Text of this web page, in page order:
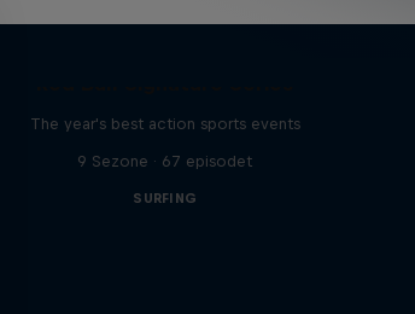
The year's best action sports events
9 Sezone · 67 episodet
SURFING